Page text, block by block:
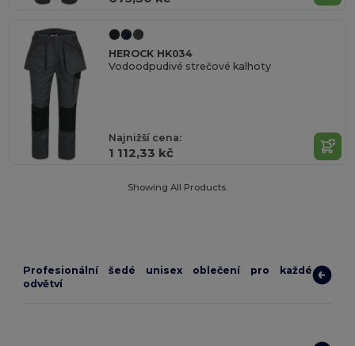
HEROCK HK034
Vodoodpudivé strečové kalhoty
Najnižší cena:
1 112,33 kč
Showing All Products.
Profesionální šedé unisex oblečení pro každé
odvětví